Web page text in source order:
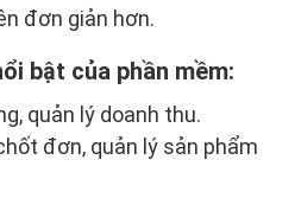
đơn giản hơn.
bật của phần mềm:
quản lý doanh thu.
đơn, quản lý sản phẩm